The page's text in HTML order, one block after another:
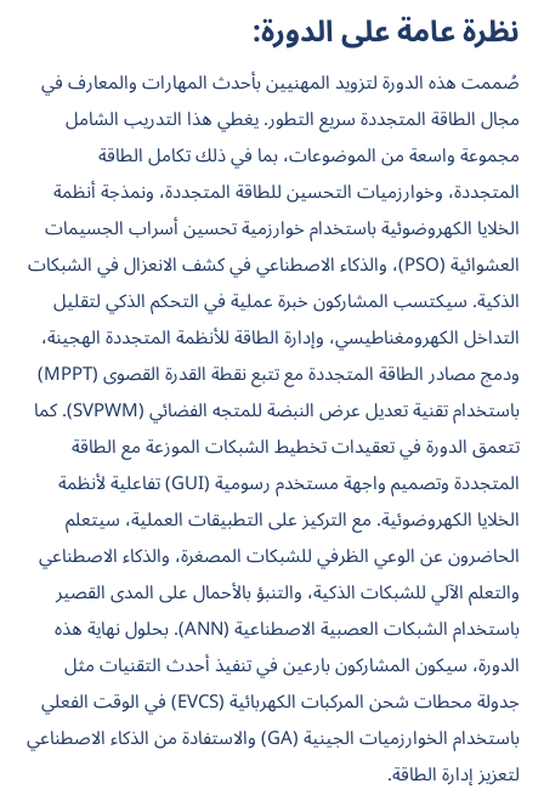
نظرة عامة على الدورة:
صُممت هذه الدورة لتزويد المهنيين بأحدث المهارات والمعارف في
مجال الطاقة المتجددة سريع التطور. يغطي هذا التدريب الشامل
مجموعة واسعة من الموضوعات، بما في ذلك تكامل الطاقة
المتجددة، وخوارزميات التحسين للطاقة المتجددة، ونمذجة أنظمة
الخلايا الكهروضوئية باستخدام خوارزمية تحسين أسراب الجسيمات
العشوائية (PSO)، والذكاء الاصطناعي في كشف الانعزال في الشبكات
الذكية. سيكتسب المشاركون خبرة عملية في التحكم الذكي لتقليل
التداخل الكهرومغناطيسي، وإدارة الطاقة للأنظمة المتجددة الهجينة،
ودمج مصادر الطاقة المتجددة مع تتبع نقطة القدرة القصوى (MPPT)
باستخدام تقنية تعديل عرض النبضة للمتجه الفضائي (SVPWM). كما
تتعمق الدورة في تعقيدات تخطيط الشبكات الموزعة مع الطاقة
المتجددة وتصميم واجهة مستخدم رسومية (GUI) تفاعلية لأنظمة
الخلايا الكهروضوئية. مع التركيز على التطبيقات العملية، سيتعلم
الحاضرون عن الوعي الظرفي للشبكات المصغرة، والذكاء الاصطناعي
والتعلم الآلي للشبكات الذكية، والتنبؤ بالأحمال على المدى القصير
باستخدام الشبكات العصبية الاصطناعية (ANN). بحلول نهاية هذه
الدورة، سيكون المشاركون بارعين في تنفيذ أحدث التقنيات مثل
جدولة محطات شحن المركبات الكهربائية (EVCS) في الوقت الفعلي
باستخدام الخوارزميات الجينية (GA) والاستفادة من الذكاء الاصطناعي
لتعزيز إدارة الطاقة.